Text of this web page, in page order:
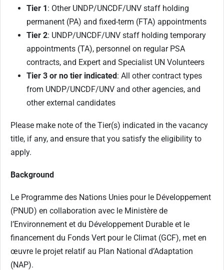
Tier 1: Other UNDP/UNCDF/UNV staff holding
permanent (PA) and fixed-term (FTA) appointments
Tier 2: UNDP/UNCDF/UNV staff holding temporary
appointments (TA), personnel on regular PSA
contracts, and Expert and Specialist UN Volunteers
Tier 3 or no tier indicated: All other contract types
from UNDP/UNCDF/UNV and other agencies, and
other external candidates
Please make note of the Tier(s) indicated in the vacancy
title, if any, and ensure that you satisfy the eligibility to
apply.
Background
Le Programme des Nations Unies pour le Développement
(PNUD) en collaboration avec le Ministère de
l’Environnement et du Développement Durable et le
financement du Fonds Vert pour le Climat (GCF), met en
œuvre le projet relatif au Plan National d’Adaptation
(NAP).